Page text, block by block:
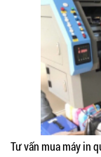
Tư vấn mua máy in